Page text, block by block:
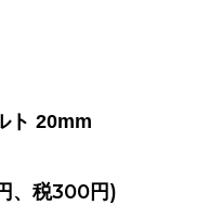
ト 20mm
、税300円)